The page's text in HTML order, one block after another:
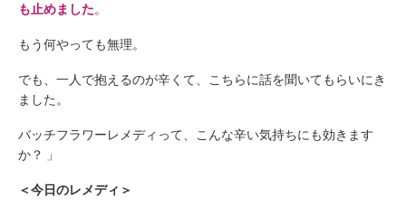
も止めました。
もう何やっても無理。
でも、一人で抱えるのが辛くて、こちらに話を聞いてもらいにき
ました。
バッチフラワーレメディって、こんな辛い気持ちにも効きます
か？ 」
＜今日のレメディ＞